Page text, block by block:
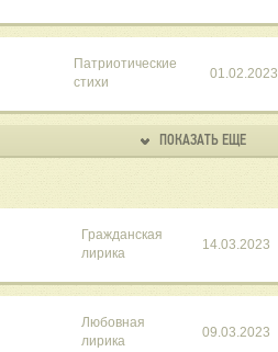
Патриотические
стихи
01.02.2023
ПОКАЗАТЬ ЕЩЕ
Гражданская
лирика
14.03.2023
Любовная
лирика
09.03.2023